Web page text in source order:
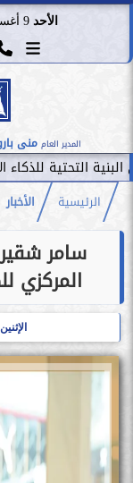
الأحد 9 أغسطس 2026
المدير العام منى
الاصطناعي يُعزِّز
الرئيسية الأخبار
سامر
المركزي
الإثنين